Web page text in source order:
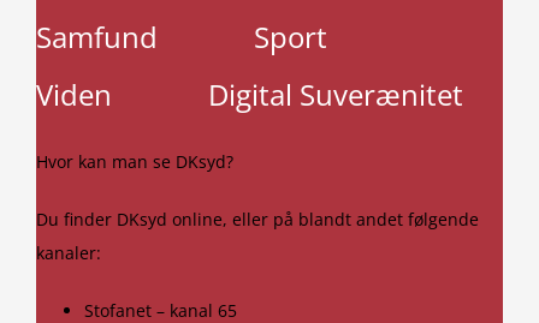
Samfund
Sport
Viden
Digital Suverænitet
Hvor kan man se DKsyd?
Du finder DKsyd online, eller på blandt andet følgende
kanaler:
Stofanet – kanal 65